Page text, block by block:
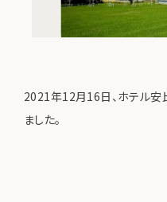
2021年12月16日、ホテル安
ました。